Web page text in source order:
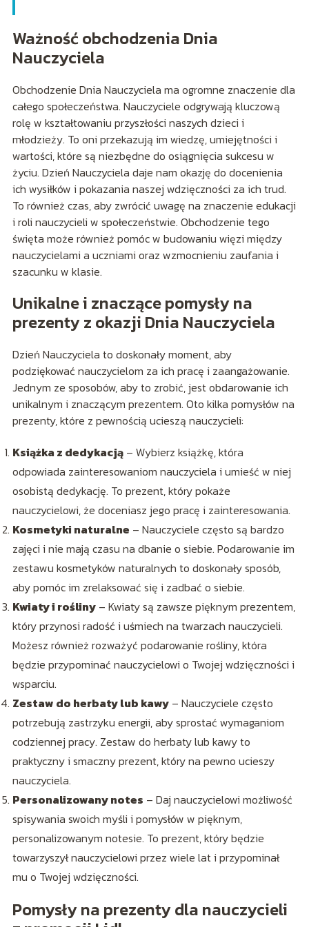
Ważność obchodzenia Dnia
Nauczyciela
Obchodzenie Dnia Nauczyciela ma ogromne znaczenie dla
całego społeczeństwa. Nauczyciele odgrywają kluczową
rolę w kształtowaniu przyszłości naszych dzieci i
młodzieży. To oni przekazują im wiedzę, umiejętności i
wartości, które są niezbędne do osiągnięcia sukcesu w
życiu. Dzień Nauczyciela daje nam okazję do docenienia
ich wysiłków i pokazania naszej wdzięczności za ich trud.
To również czas, aby zwrócić uwagę na znaczenie edukacji
i roli nauczycieli w społeczeństwie. Obchodzenie tego
święta może również pomóc w budowaniu więzi między
nauczycielami a uczniami oraz wzmocnieniu zaufania i
szacunku w klasie.
Unikalne i znaczące pomysły na
prezenty z okazji Dnia Nauczyciela
Dzień Nauczyciela to doskonały moment, aby
podziękować nauczycielom za ich pracę i zaangażowanie.
Jednym ze sposobów, aby to zrobić, jest obdarowanie ich
unikalnym i znaczącym prezentem. Oto kilka pomysłów na
prezenty, które z pewnością ucieszą nauczycieli:
Książka z dedykacją– Wybierz książkę, która
odpowiada zainteresowaniom nauczyciela i umieść w niej
osobistą dedykację. To prezent, który pokaże
nauczycielowi, że doceniasz jego pracę i zainteresowania.
Kosmetyki naturalne – Nauczyciele często są bardzo
zajęci i nie mają czasu na dbanie o siebie. Podarowanie im
zestawu kosmetyków naturalnych to doskonały sposób,
aby pomóc im zrelaksować się i zadbać o siebie.
Kwiaty i rośliny– Kwiaty są zawsze pięknym prezentem,
który przynosi radość i uśmiech na twarzach nauczycieli.
Możesz również rozważyć podarowanie rośliny, która
będzie przypominać nauczycielowi o Twojej wdzięczności i
wsparciu.
Zestaw do herbaty lub kawy– Nauczyciele często
potrzebują zastrzyku energii, aby sprostać wymaganiom
codziennej pracy. Zestaw do herbaty lub kawy to
praktyczny i smaczny prezent, który na pewno ucieszy
nauczyciela.
Personalizowany notes – Daj nauczycielowi możliwość
spisywania swoich myśli i pomysłów w pięknym,
personalizowanym notesie. To prezent, który będzie
towarzyszył nauczycielowi przez wiele lat i przypominał
mu o Twojej wdzięczności.
Pomysły na prezenty dla nauczycieli